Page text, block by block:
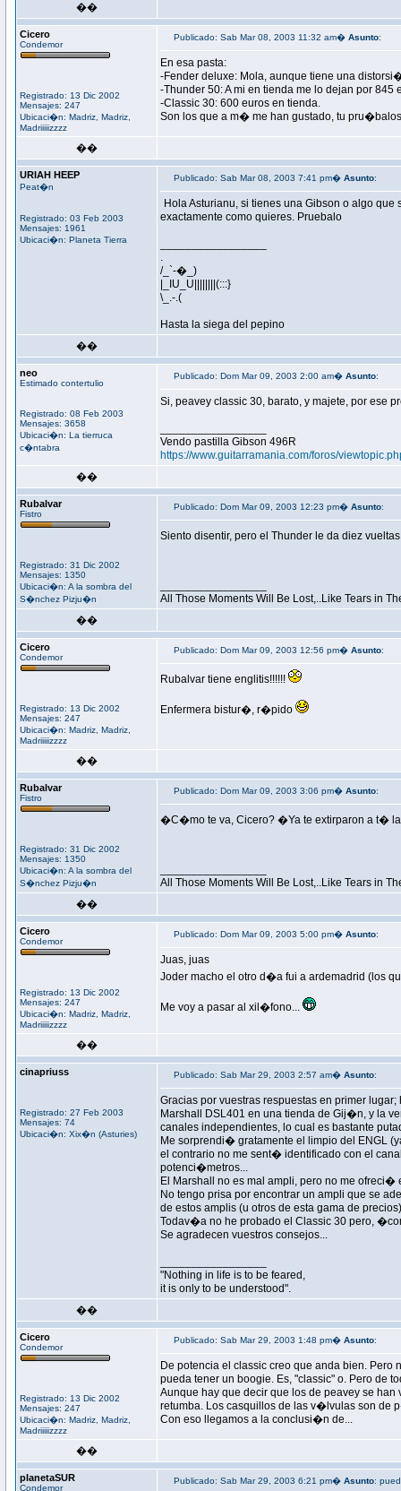
��
Cicero
Condemor
Registrado: 13 Dic 2002
Mensajes: 247
Ubicaci�n: Madriz, Madriz,
Madriiiiizzzz
Publicado: Sab Mar 08, 2003 11:32 am� Asunto:
En esa pasta:
-Fender deluxe: Mola, aunque tiene una
-Thunder 50: A mi en tienda me lo dejan por 845
-Classic 30: 600 euros en tienda.
Son los que a m� me han gustado, tu
��
URIAH HEEP
Peat�n
Registrado: 03 Feb 2003
Mensajes: 1961
Ubicaci�n: Planeta Tierra
Publicado: Sab Mar 08, 2003 7:41 pm� Asunto:
Hola Asturianu, si tienes una Gibson o algo
exactamente como quieres. Pruebalo
.
/_`-�_)
|_IU_U||||||||(:::}
\_.-.(
Hasta la siega del pepino
��
neo
Estimado contertulio
Registrado: 08 Feb 2003
Mensajes: 3658
Ubicaci�n: La tierruca
c�ntabra
Publicado: Dom Mar 09, 2003 2:00 am� Asunto:
Si, peavey classic 30, barato, y majete, por ese
Vendo pastilla Gibson 496R
https://www.guitarramania.com/foros/
��
Rubalvar
Fistro
Registrado: 31 Dic 2002
Mensajes: 1350
Ubicaci�n: A la sombra del
S�nchez Pizju�n
Publicado: Dom Mar 09, 2003 12:23 pm� Asunto:
Siento disentir, pero el Thunder le da diez
All Those Moments Will Be Lost,..Like Tears in
��
Cicero
Condemor
Registrado: 13 Dic 2002
Mensajes: 247
Ubicaci�n: Madriz, Madriz,
Madriiiiizzzz
Publicado: Dom Mar 09, 2003 12:56 pm� Asunto:
Rubalvar tiene englitis!!!!!!
Enfermera bistur�, r�pido
��
Rubalvar
Fistro
Registrado: 31 Dic 2002
Mensajes: 1350
Ubicaci�n: A la sombra del
S�nchez Pizju�n
Publicado: Dom Mar 09, 2003 3:06 pm� Asunto:
�C�mo te va, Cicero? �Ya te extirparon a t�
All Those Moments Will Be Lost,..Like Tears in
��
Cicero
Condemor
Registrado: 13 Dic 2002
Mensajes: 247
Ubicaci�n: Madriz, Madriz,
Madriiiiizzzz
Publicado: Dom Mar 09, 2003 5:00 pm� Asunto:
Juas, juas
Joder macho el otro d�a fui a ardemadrid (los
Me voy a pasar al xil�fono...
��
cinapriuss
Registrado: 27 Feb 2003
Mensajes: 74
Ubicaci�n: Xix�n (Asturies)
Publicado: Sab Mar 29, 2003 2:57 am� Asunto:
Gracias por vuestras respuestas en primer
Marshall DSL401 en una tienda de Gij�n, y la
canales independientes, lo cual es bastante
Me sorprendi� gratamente el limpio del ENGL
el contrario no me sent� identificado con el
potenci�metros...
El Marshall no es mal ampli, pero no me
No tengo prisa por encontrar un ampli que se
de estos amplis (u otros de esta gama de
Todav�a no he probado el Classic 30 pero,
Se agradecen vuestros consejos...
"Nothing in life is to be feared,
it is only to be understood".
��
Cicero
Condemor
Registrado: 13 Dic 2002
Mensajes: 247
Ubicaci�n: Madriz, Madriz,
Madriiiiizzzz
Publicado: Sab Mar 29, 2003 1:48 pm� Asunto:
De potencia el classic creo que anda bien.
pueda tener un boogie. Es, "classic" o. Pero de
Aunque hay que decir que los de peavey se
retumba. Los casquillos de las v�lvulas son de
Con eso llegamos a la conclusi�n de...
��
planetaSUR
Condemor
Publicado: Sab Mar 29, 2003 6:21 pm� Asunto: